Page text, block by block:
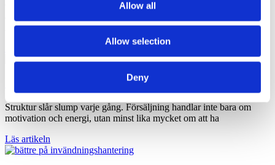
Allow all
Allow selection
Deny
Överträffa kundens förväntningar är ett mantra som slentrianmässigt
Att överträffa förväntningar
Struktur ökar försäljningen
Struktur slår slump varje gång. Försäljning handlar inte bara om
motivation och energi, utan minst lika mycket om att ha
Läs artikeln